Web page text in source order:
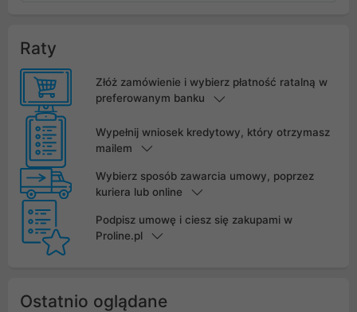
Raty
Złóż zamówienie i wybierz płatność ratalną w
preferowanym banku
Wypełnij wniosek kredytowy, który otrzymasz
mailem
Wybierz sposób zawarcia umowy, poprzez
kuriera lub online
Podpisz umowę i ciesz się zakupami w
Proline.pl
Ostatnio oglądane